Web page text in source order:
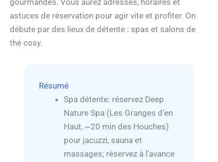
gourmandes. Vous aurez adresses, horaires et
astuces de réservation pour agir vite et profiter. On
débute par des lieux de détente : spas et salons de
thé cosy.
Résumé
Spa détente: réservez Deep
Nature Spa (Les Granges d’en
Haut, ~20 min des Houches)
pour jacuzzi, sauna et
massages; réservez à l’avance